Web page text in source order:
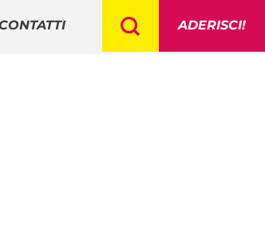
ADERISCI!